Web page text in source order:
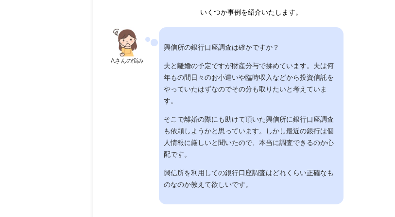
いくつか事例を紹介いたします。
Aさんの悩み
興信所の銀行口座調査は確かですか？
夫と離婚の予定ですが財産分与で揉めています。夫は何
年もの間日々のお小遣いや臨時収入などから投資信託を
やっていたはずなのでその分も取りたいと考えていま
す。
そこで離婚の際にも助けて頂いた興信所に銀行口座調査
も依頼しようかと思っています。しかし最近の銀行は個
人情報に厳しいと聞いたので、本当に調査できるのか心
配です。
興信所を利用しての銀行口座調査はどれくらい正確なも
のなのか教えて欲しいです。